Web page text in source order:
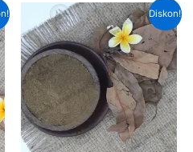
Diskon!
Harga
aslinya
adalah:
Rp80,000.00.
Harga
saat
ini